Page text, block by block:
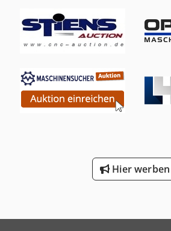
Hier werben